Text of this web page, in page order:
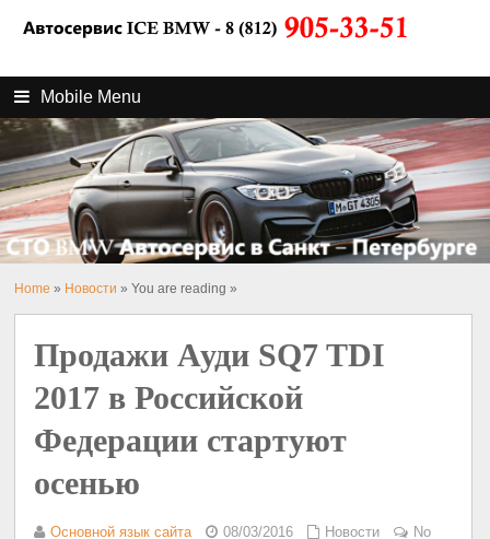
Mobile Menu
Home » Новости » You are reading »
Продажи Ауди SQ7 TDI
2017 в Российской
Федерации стартуют
осенью
Основной язык сайта 08/03/2016 Новости
No